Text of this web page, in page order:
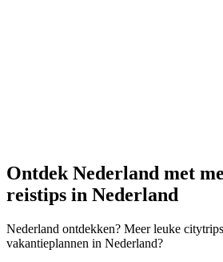
Ontdek Nederland met
reistips in Nederland
Nederland ontdekken? Meer leuke
vakantieplannen in Nederland?